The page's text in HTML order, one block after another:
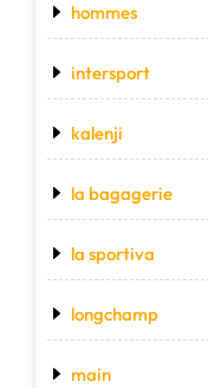
hommes
intersport
kalenji
la bagagerie
la sportiva
longchamp
main